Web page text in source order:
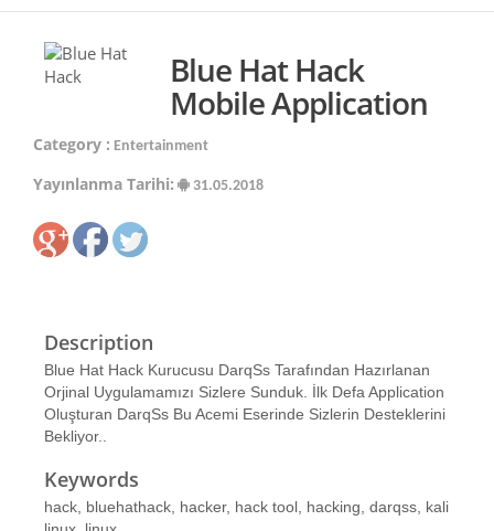
Blue Hat Hack
Mobile Application
Category : Entertainment
Yayınlanma Tarihi: 31.05.2018
Description
Blue Hat Hack Kurucusu DarqSs Tarafından Hazırlanan
Orjinal Uygulamamızı Sizlere Sunduk. İlk Defa Application
Oluşturan DarqSs Bu Acemi Eserinde Sizlerin Desteklerini
Bekliyor..
Keywords
hack, bluehathack, hacker, hack tool, hacking, darqss, kali